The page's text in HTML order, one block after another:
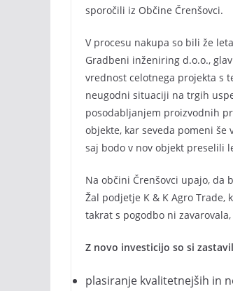
sporočili iz Občine Črenšovci.
V procesu nakupa so bili že
Gradbeni inženiring d.o.o.,
vrednost celotnega projekta s
neugodni situaciji na trgih
posodabljanjem proizvodnih
objekte, kar seveda pomeni
saj bodo v nov objekt preselili
Na občini Črenšovci upajo, da
Žal podjetje K & K Agro Trade,
takrat s pogodbo ni
Z novo investicijo so si
plasiranje kvalitetnejših in